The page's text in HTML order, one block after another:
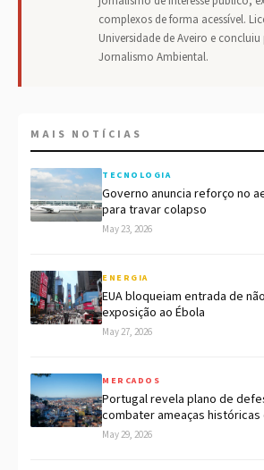
complexos de forma acessível.
Universidade de Aveiro e
Jornalismo Ambiental.
MAIS NOTÍCIAS
TECNOLOGIA
Governo anuncia reforço no
para travar colapso
May 23, 2026
ENERGIA
EUA bloqueiam entrada de
exposição ao Ébola
May 27, 2026
MERCADOS
Portugal revela plano de
combater ameaças
May 29, 2026